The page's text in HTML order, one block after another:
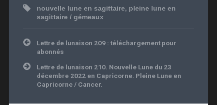
nouvelle lune en sagittaire, pleine lune en
sagittaire / gémeaux
Navigation
l’article
Lettre de lunaison 209 : téléchargement pour
abonnés
Lettre de lunaison 210. Nouvelle Lune du 23
décembre 2022 en Capricorne. Pleine Lune en
Capricorne / Cancer.